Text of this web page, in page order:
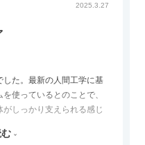
2025.3.27
た。最新の人間工学に基
使っているとのことで、
しっかり支えられる感じ
回転タイプなので、個人